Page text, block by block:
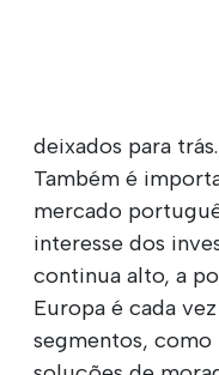
deixados para trás.
Também é
mercado
interesse dos
continua alto, a
Europa é cada
segmentos, como